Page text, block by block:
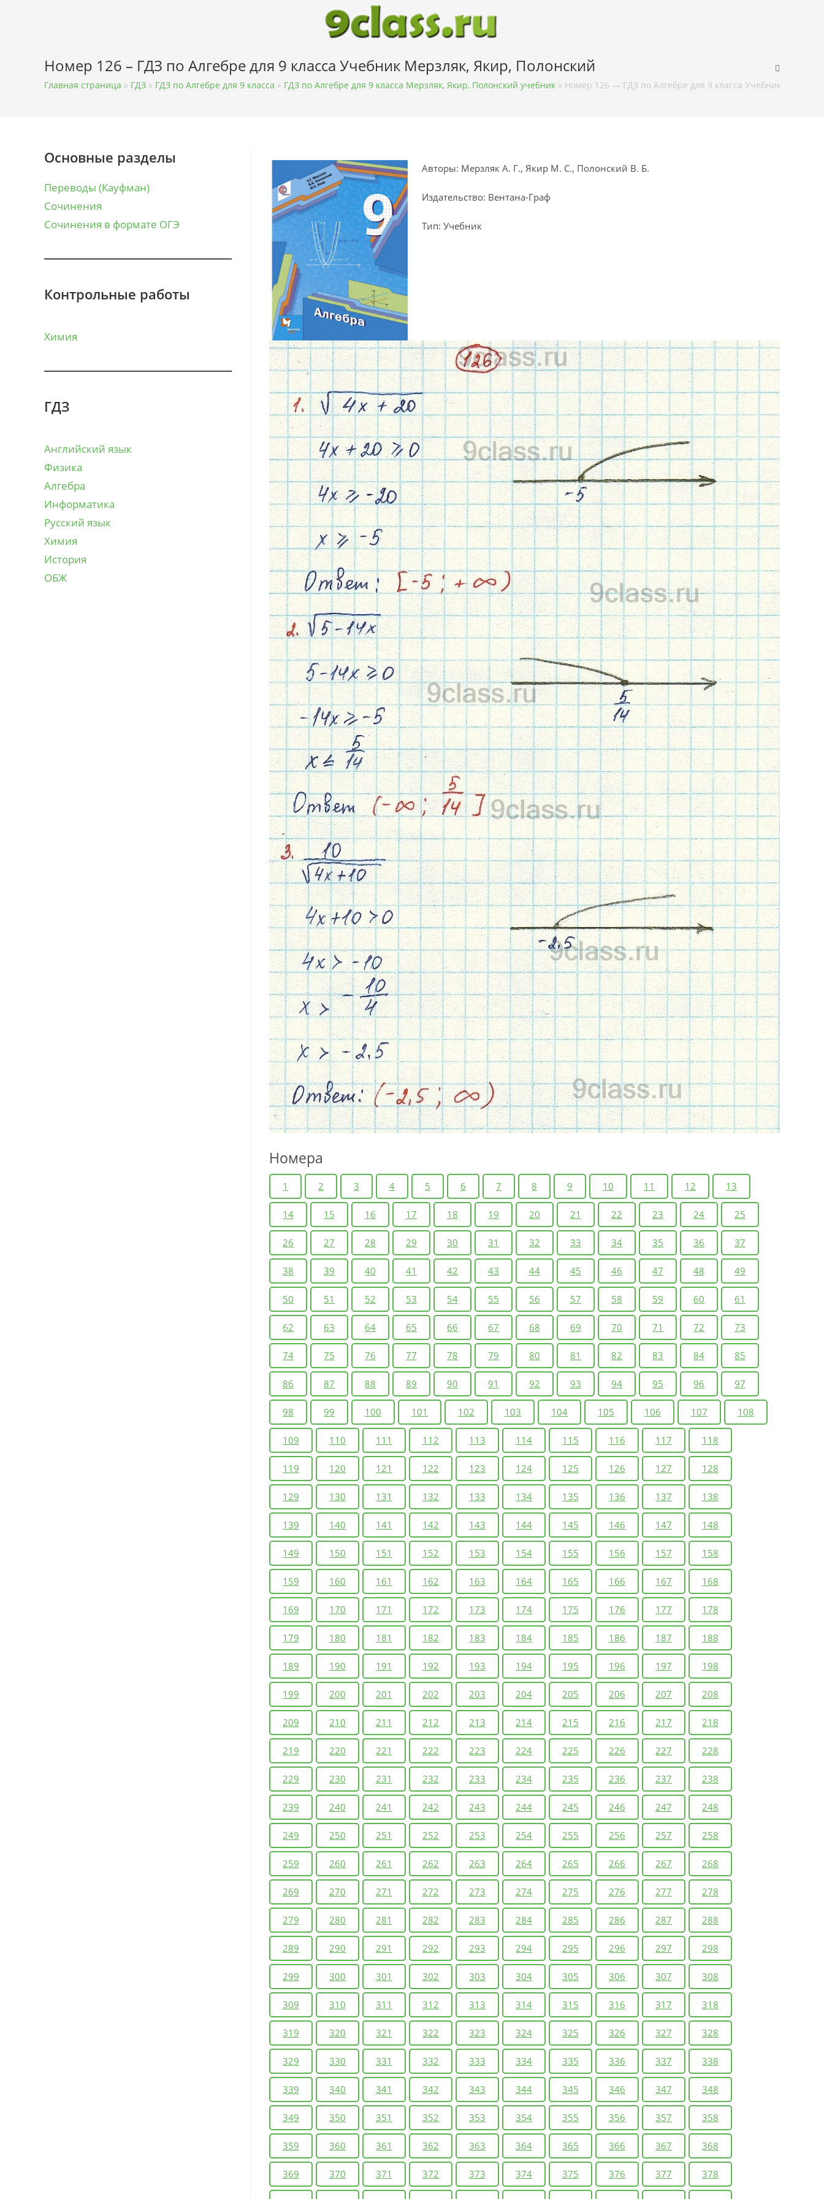
Номер 126 – ГДЗ по Алгебре для 9 класса Учебник Мерзляк, Якир, Полонский
Главная страница » ГДЗ » ГДЗ по Алгебре для 9 класса » ГДЗ по Алгебре для 9 класса Мерзляк, Якир, Полонский учебник » Номер 126 — ГДЗ по Алгебре для 9 класса Учебник
Основные разделы
Переводы (Кауфман)
Сочинения
Сочинения в формате ОГЭ
Контрольные работы
Химия
ГДЗ
Английский язык
Физика
Алгебра
Информатика
Русский язык
Химия
История
ОБЖ
Авторы: Мерзляк А. Г., Якир М. С., Полонский В. Б.
Издательство: Вентана-Граф
Тип: Учебник
Номера
1 2 3 4 5 6 7 8 9 10 11 12 13
14 15 16 17 18 19 20 21 22 23 24 25
26 27 28 29 30 31 32 33 34 35 36 37
38 39 40 41 42 43 44 45 46 47 48 49
50 51 52 53 54 55 56 57 58 59 60 61
62 63 64 65 66 67 68 69 70 71 72 73
74 75 76 77 78 79 80 81 82 83 84 85
86 87 88 89 90 91 92 93 94 95 96 97
98 99 100 101 102 103 104 105 106 107 108
109 110 111 112 113 114 115 116 117 118
119 120 121 122 123 124 125 126 127 128
129 130 131 132 133 134 135 136 137 138
139 140 141 142 143 144 145 146 147 148
149 150 151 152 153 154 155 156 157 158
159 160 161 162 163 164 165 166 167 168
169 170 171 172 173 174 175 176 177 178
179 180 181 182 183 184 185 186 187 188
189 190 191 192 193 194 195 196 197 198
199 200 201 202 203 204 205 206 207 208
209 210 211 212 213 214 215 216 217 218
219 220 221 222 223 224 225 226 227 228
229 230 231 232 233 234 235 236 237 238
239 240 241 242 243 244 245 246 247 248
249 250 251 252 253 254 255 256 257 258
259 260 261 262 263 264 265 266 267 268
269 270 271 272 273 274 275 276 277 278
279 280 281 282 283 284 285 286 287 288
289 290 291 292 293 294 295 296 297 298
299 300 301 302 303 304 305 306 307 308
309 310 311 312 313 314 315 316 317 318
319 320 321 322 323 324 325 326 327 328
329 330 331 332 333 334 335 336 337 338
339 340 341 342 343 344 345 346 347 348
349 350 351 352 353 354 355 356 357 358
359 360 361 362 363 364 365 366 367 368
369 370 371 372 373 374 375 376 377 378